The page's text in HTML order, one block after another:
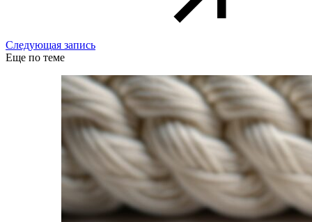
Следующая запись
Еще по теме